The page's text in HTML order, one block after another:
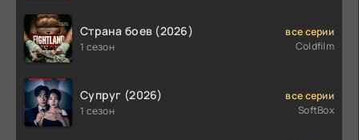
Страна боев (2026)
1 сезон
все серии
Coldfilm
Супруг (2026)
1 сезон
все серии
SoftBox